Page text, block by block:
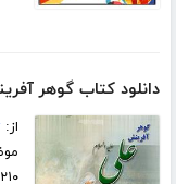
دانلود کتاب گوهر
از:
۲۱۰ صفحه